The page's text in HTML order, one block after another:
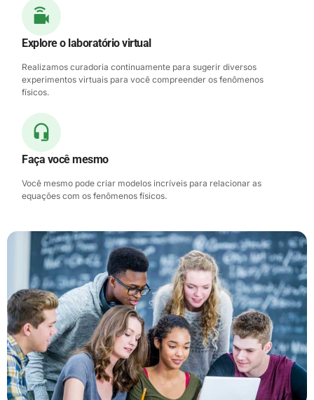
Explore o laboratório virtual
Realizamos curadoria continuamente para sugerir diversos
experimentos virtuais para você compreender os fenômenos
físicos.
Faça você mesmo
Você mesmo pode criar modelos incríveis para relacionar as
equações com os fenômenos físicos.